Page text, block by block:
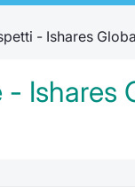
- Ishares
Ishares